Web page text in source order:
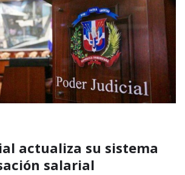
actualiza su sistema
salarial